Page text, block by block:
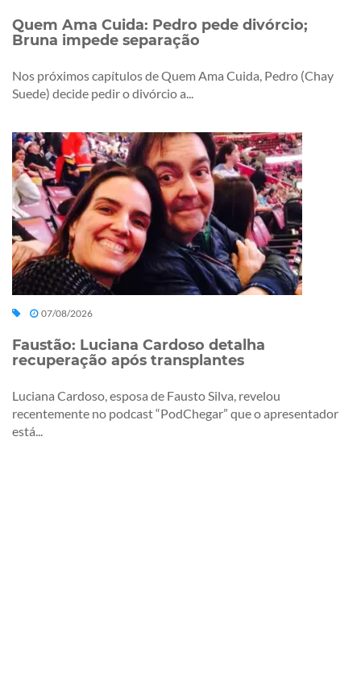
Quem Ama Cuida: Pedro pede divórcio;
Bruna impede separação
Nos próximos capítulos de Quem Ama Cuida, Pedro (Chay
Suede) decide pedir o divórcio a...
07/08/2026
Faustão: Luciana Cardoso detalha
recuperação após transplantes
Luciana Cardoso, esposa de Fausto Silva, revelou
recentemente no podcast “PodChegar” que o apresentador
está...